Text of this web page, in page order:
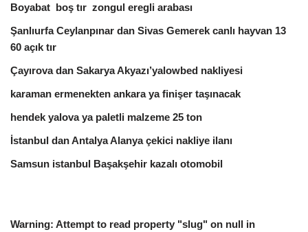
Boyabat boş tır zongul eregli arabası
Şanlıurfa Ceylanpınar dan Sivas Gemerek canlı hayvan 13
60 açık tır
Çayırova dan Sakarya Akyazı’yalowbed nakliyesi
karaman ermenekten ankara ya finişer taşınacak
hendek yalova ya paletli malzeme 25 ton
İstanbul dan Antalya Alanya çekici nakliye ilanı
Samsun istanbul Başakşehir kazalı otomobil
Warning: Attempt to read property "slug" on null in